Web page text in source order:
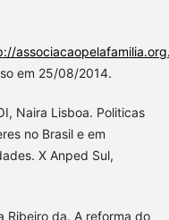
em 25/08/2014.
Naira Lisboa. Politicas
no Brasil e em
X Anped Sul,
Ribeiro da. A reforma do